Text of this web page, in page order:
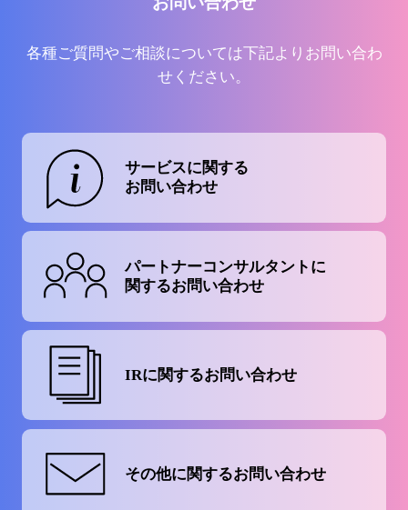
各種ご質問やご相談については下記よりお問い合わ
せください。
サービスに関する
お問い合わせ
パートナーコンサルタントに
関するお問い合わせ
IRに関するお問い合わせ
その他に関するお問い合わせ